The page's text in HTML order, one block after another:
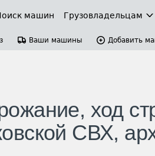
машин Грузовладельцам
Ваши машины Добавить
ход
СВХ,